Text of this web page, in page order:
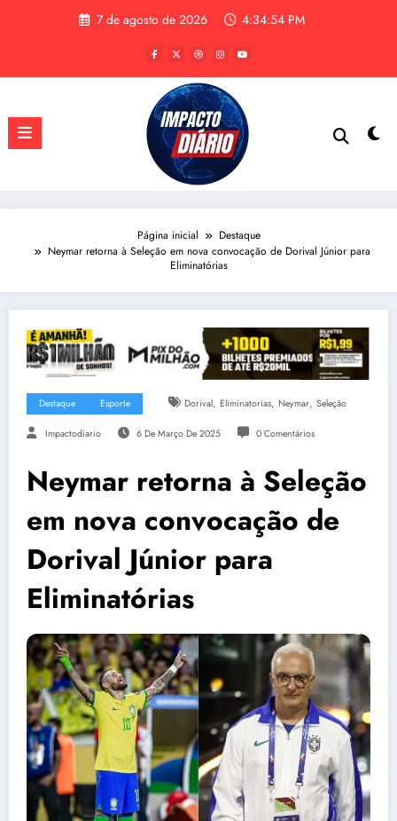
7 de agosto de 2026 4:34:55 PM
Página inicial
Destaque
Neymar retorna à Seleção em nova convocação de Dorival Júnior para
Eliminatórias
Destaque Esporte Dorival, Eliminatorias, Neymar, Seleção
Impactodiario 6 De Março De 2025 0 Comentários
Neymar retorna à Seleção
em nova convocação de
Dorival Júnior para
Eliminatórias